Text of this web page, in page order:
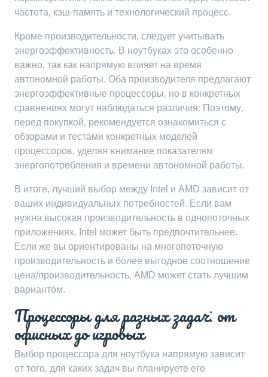
частота‚ кэш-память и технологический процесс.
Кроме производительности‚ следует учитывать
энергоэффективность. В ноутбуках это особенно
важно‚ так как напрямую влияет на время
автономной работы. Оба производителя предлагают
энергоэффективные процессоры‚ но в конкретных
сравнениях могут наблюдаться различия. Поэтому‚
перед покупкой‚ рекомендуется ознакомиться с
обзорами и тестами конкретных моделей
процессоров‚ уделяя внимание показателям
энергопотребления и времени автономной работы.
В итоге‚ лучший выбор между Intel и AMD зависит от
ваших индивидуальных потребностей. Если вам
нужна высокая производительность в однопоточных
приложениях‚ Intel может быть предпочтительнее.
Если же вы ориентированы на многопоточную
производительность и более выгодное соотношение
цена/производительность‚ AMD может стать лучшим
вариантом.
Процессоры для разных задач⁚ от
офисных до игровых
Выбор процессора для ноутбука напрямую зависит
от того‚ для каких задач вы планируете его